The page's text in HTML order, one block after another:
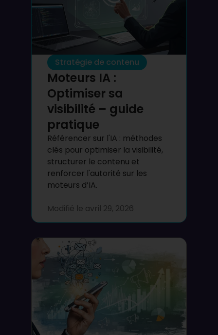
Stratégie de contenu
Moteurs IA :
Optimiser sa
visibilité – guide
pratique
Référencer sur l'IA : méthodes
clés pour optimiser la visibilité,
structurer le contenu et
renforcer l'autorité sur les
moteurs d’IA.
Modifié le avril 29, 2026